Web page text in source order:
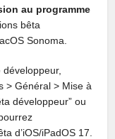
au programme
bêta
Sonoma.
> Général > Mise à
développeur” ou
d’iOS/iPadOS 17.